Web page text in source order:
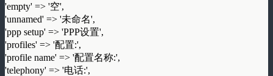
'empty' => '空',
'unnamed' => '未命名',
'ppp setup' => 'PPP设置',
'profiles' => '配置:',
'profile name' => '配置名称:',
'telephony' => '电话:',